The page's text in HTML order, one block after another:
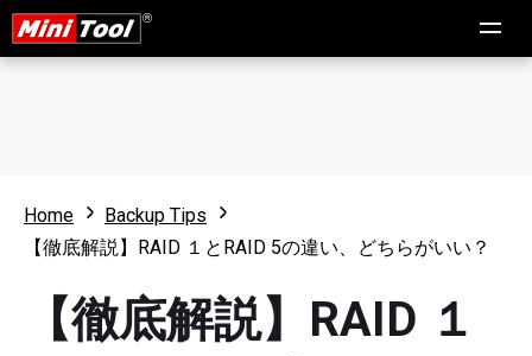
Home
Backup Tips
【徹底解説】RAID １とRAID 5の違い、どちらがいい？
【徹底解説】RAID １